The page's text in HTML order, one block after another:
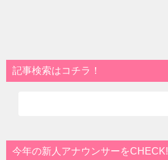
記事検索はコチラ！
今年の新人アナウンサーをCHECK!